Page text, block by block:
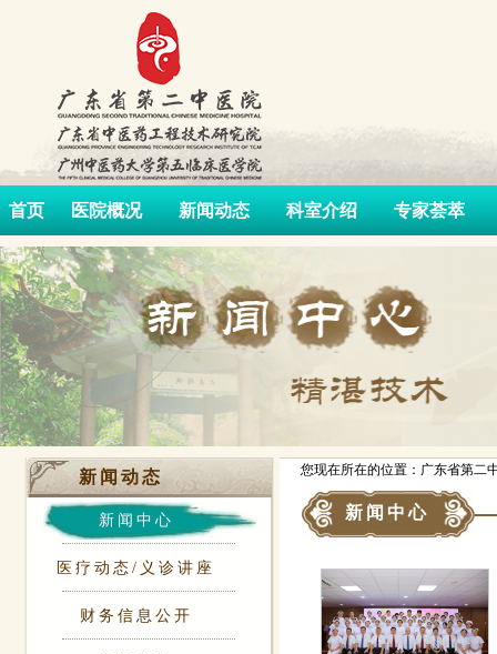
首页 医院概况 新闻动态 科室介绍 专家荟萃
新闻动态
新闻中心
医疗动态/义诊讲座
财务信息公开
您现在所在的位置：广东省第二
新闻中心